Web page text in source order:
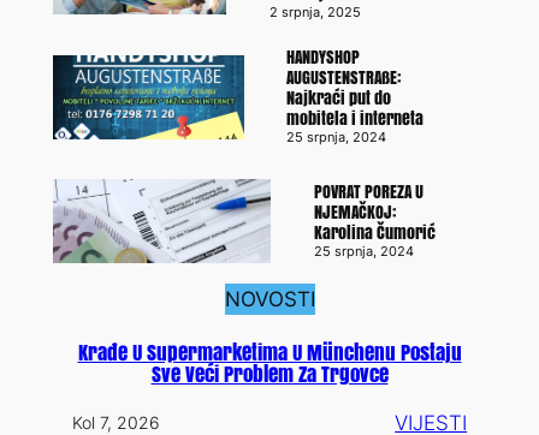
2 srpnja, 2025
HANDYSHOP
AUGUSTENSTRAßE:
Najkraći put do
mobitela i interneta
25 srpnja, 2024
POVRAT POREZA U
NJEMAČKOJ:
Karolina Čumorić
25 srpnja, 2024
NOVOSTI
Krađe U Supermarketima U Münchenu Postaju
Sve Veći Problem Za Trgovce
Kol 7, 2026 VIJESTI